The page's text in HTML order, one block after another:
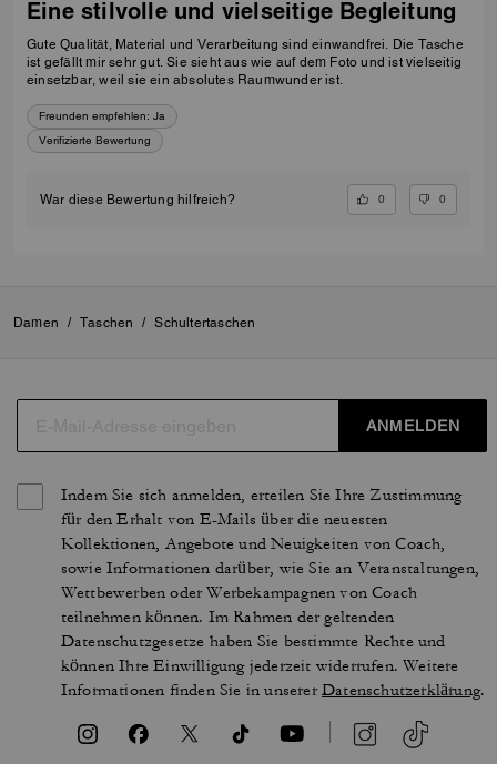
Eine stilvolle und vielseitige Begleitung
Gute Qualität, Material und Verarbeitung sind einwandfrei. Die Tasche
ist gefällt mir sehr gut. Sie sieht aus wie auf dem Foto und ist vielseitig
einsetzbar, weil sie ein absolutes Raumwunder ist.
Freunden empfehlen: Ja
Verifizierte Bewertung
War diese Bewertung hilfreich? 0 0
Damen / Taschen / Schultertaschen
ANMELDEN
Indem Sie sich anmelden, erteilen Sie Ihre Zustimmung
für den Erhalt von E-Mails über die neuesten
Kollektionen, Angebote und Neuigkeiten von Coach,
sowie Informationen darüber, wie Sie an Veranstaltungen,
Wettbewerben oder Werbekampagnen von Coach
teilnehmen können. Im Rahmen der geltenden
Datenschutzgesetze haben Sie bestimmte Rechte und
können Ihre Einwilligung jederzeit widerrufen. Weitere
Informationen finden Sie in unsererDatenschutzerklärung.